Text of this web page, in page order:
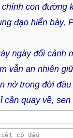
chính con đường
đạo hiển bày,
ngày đối cảnh
vẫn an nhiên
nở trong đời
cần quay về,